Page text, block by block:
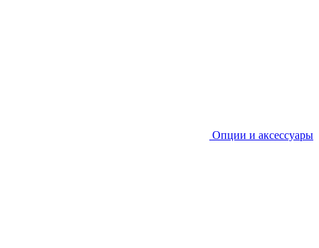
Опции и аксессуары